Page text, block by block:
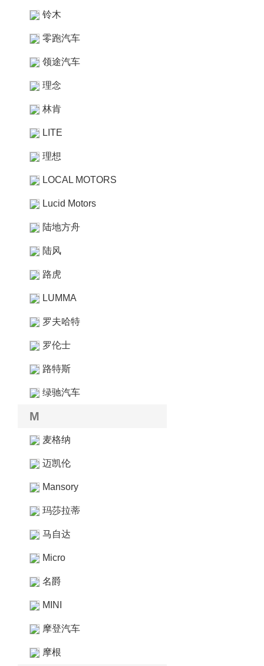
铃木
零跑汽车
领途汽车
理念
林肯
LITE
理想
LOCAL MOTORS
Lucid Motors
陆地方舟
陆风
路虎
LUMMA
罗夫哈特
罗伦士
路特斯
绿驰汽车
M
麦格纳
迈凯伦
Mansory
玛莎拉蒂
马自达
Micro
名爵
MINI
摩登汽车
摩根